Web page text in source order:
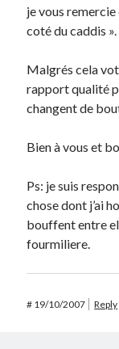
je vous remercie
coté du caddis ».
Malgrés cela
rapport qualité
changent de
Bien à vous et
Ps: je suis
chose dont j’ai
bouffent entre
fourmiliere.
# 19/10/2007 Reply